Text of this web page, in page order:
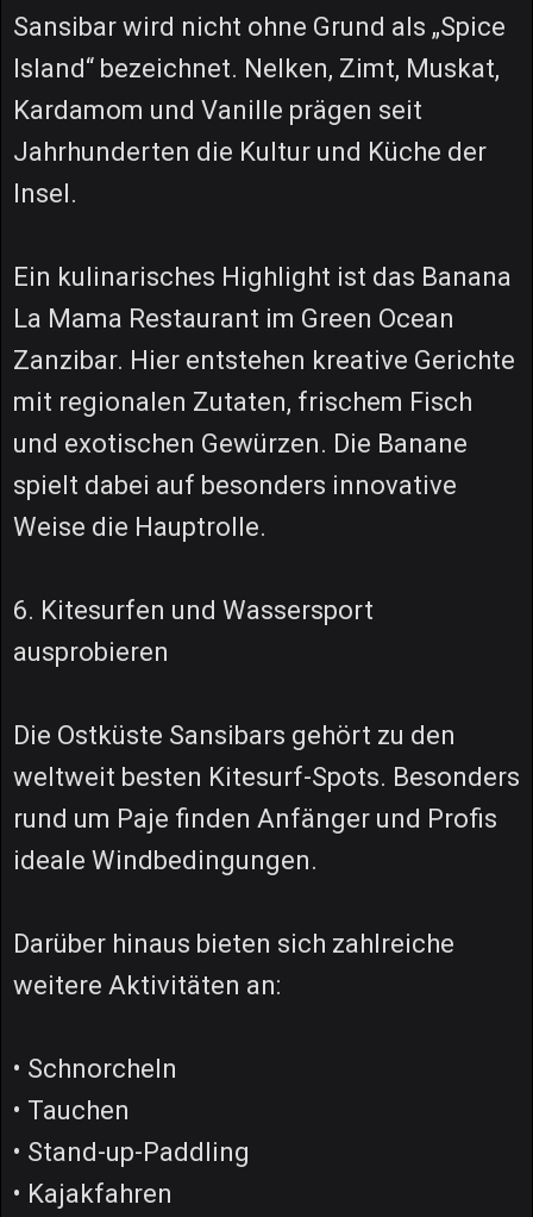
Sansibar wird nicht ohne Grund als „Spice
Island“ bezeichnet. Nelken, Zimt, Muskat,
Kardamom und Vanille prägen seit
Jahrhunderten die Kultur und Küche der
Insel.
Ein kulinarisches Highlight ist das Banana
La Mama Restaurant im Green Ocean
Zanzibar. Hier entstehen kreative Gerichte
mit regionalen Zutaten, frischem Fisch
und exotischen Gewürzen. Die Banane
spielt dabei auf besonders innovative
Weise die Hauptrolle.
6. Kitesurfen und Wassersport
ausprobieren
Die Ostküste Sansibars gehört zu den
weltweit besten Kitesurf-Spots. Besonders
rund um Paje finden Anfänger und Profis
ideale Windbedingungen.
Darüber hinaus bieten sich zahlreiche
weitere Aktivitäten an:
• Schnorcheln
• Tauchen
• Stand-up-Paddling
• Kajakfahren